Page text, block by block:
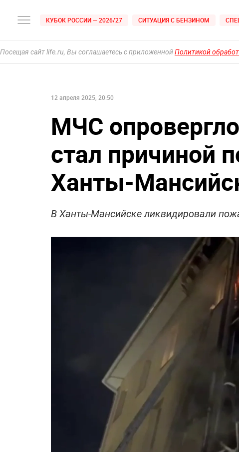
КУБОК РОССИИ — 2026/27 СИТУАЦИЯ С БЕНЗИНОМ
Посещая сайт life.ru, Вы соглашаетесь с приложеннойПолитикой
12 апреля 2025, 20:50
МЧС
стал причиной
Ханты-
В Ханты-Мансийске ликвидировали